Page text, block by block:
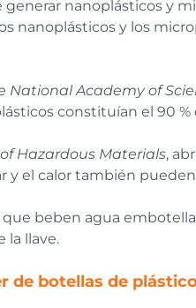
nanoplásticos y
nanoplásticos y los
National Academy of
constituían el 90 %
Hazardous Materials,
y el calor también
beben agua
la llave.
de botellas de